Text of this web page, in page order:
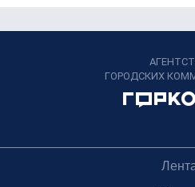
ГОРОДСКИХ